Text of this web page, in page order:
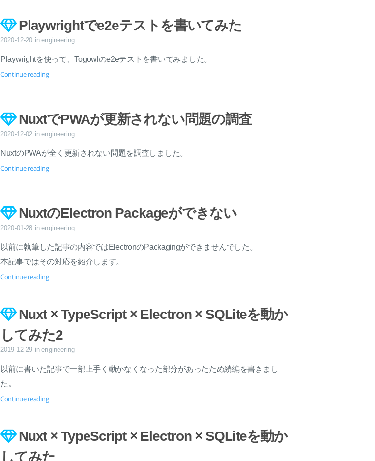
Playwrightでe2eテストを書いてみた
2020-12-20 in engineering
Playwrightを使って、Togowlのe2eテストを書いてみました。
Continue reading
NuxtでPWAが更新されない問題の調査
2020-12-02 in engineering
NuxtのPWAが全く更新されない問題を調査しました。
Continue reading
NuxtのElectron Packageができない
2020-01-28 in engineering
以前に執筆した記事の内容ではElectronのPackagingができませんでした。
本記事ではその対応を紹介します。
Continue reading
Nuxt × TypeScript × Electron × SQLiteを動か
してみた2
2019-12-29 in engineering
以前に書いた記事で一部上手く動かなくなった部分があったため続編を書きまし
た。
Continue reading
Nuxt × TypeScript × Electron × SQLiteを動か
してみた